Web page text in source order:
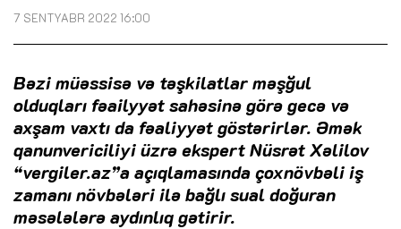
7 SENTYABR 2022 16:00
Bəzi müəssisə və təşkilatlar məşğul
olduqları fəailyyət sahəsinə görə gecə və
axşam vaxtı da fəaliyyət göstərirlər. Əmək
qanunvericiliyi üzrə ekspert Nüsrət Xəlilov
“vergiler.az”a açıqlamasında çoxnövbəli iş
zamanı növbələri ilə bağlı sual doğuran
məsələlərə aydınlıq gətirir.